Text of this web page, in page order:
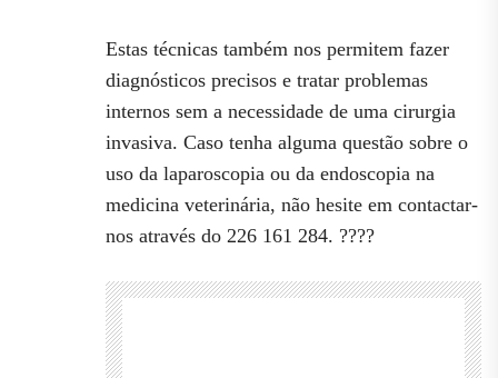
Estas técnicas também nos permitem fazer
diagnósticos precisos e tratar problemas
internos sem a necessidade de uma cirurgia
invasiva. Caso tenha alguma questão sobre o
uso da laparoscopia ou da endoscopia na
medicina veterinária, não hesite em contactar-
nos através do 226 161 284. ????